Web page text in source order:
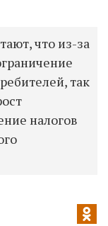
что из-за
так
налогов